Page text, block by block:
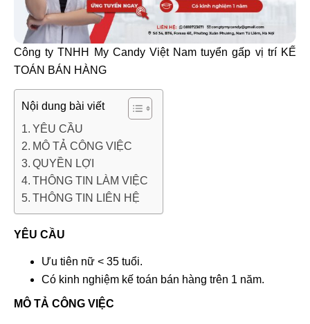
Công ty TNHH My Candy Việt Nam tuyển gấp vị trí KẾ
TOÁN BÁN HÀNG
Nội dung bài viết
YÊU CẦU
MÔ TẢ CÔNG VIỆC
QUYỀN LỢI
THÔNG TIN LÀM VIỆC
THÔNG TIN LIÊN HỆ
YÊU CẦU
Ưu tiên nữ < 35 tuổi.
Có kinh nghiệm kế toán bán hàng trên 1 năm.
MÔ TẢ CÔNG VIỆC